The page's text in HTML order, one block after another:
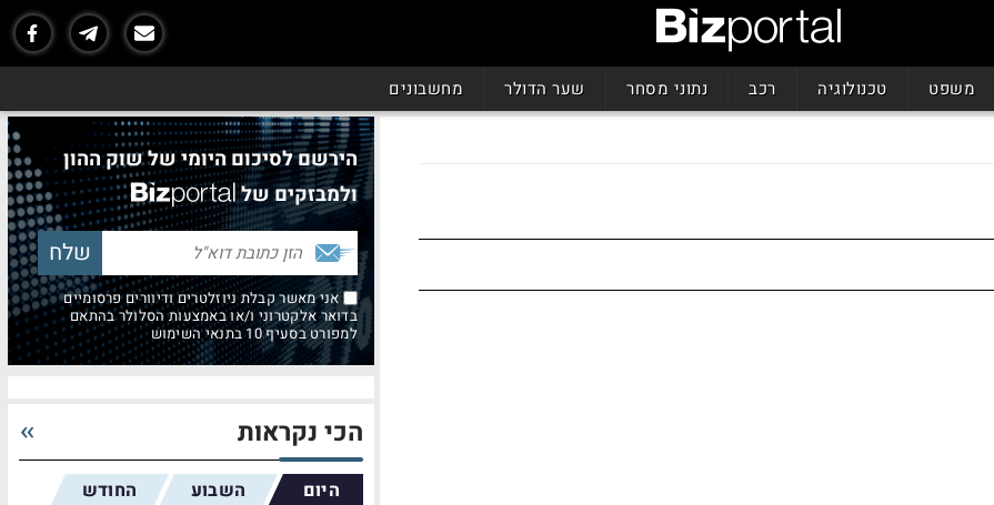
משפט טכנולוגיה רכב נתוני מסחר שער הדולר מחשבונים
הירשם לסיכום היומי של שוק ההון
ולמבזקים של
אני מאשר קבלת ניוזלטרים ודיוורים פרסומיים
בדואר אלקטרוני ו/או באמצעות הסלולר בהתאם
למפורט בסעיף 10 בתנאי השימוש
הכי נקראות
היום השבוע החודש